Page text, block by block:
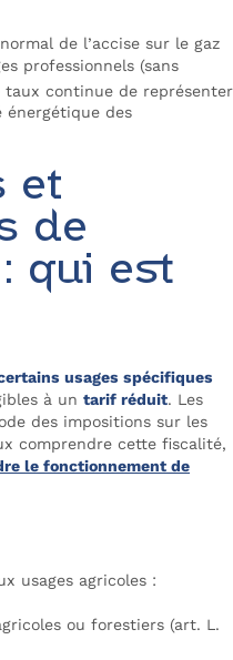
de l’accise sur le gaz
professionnels (sans
taux continue de représenter
des
et
de
qui est
usages spécifiques
à un tarif réduit. Les
des impositions sur les
comprendre cette fiscalité,
le fonctionnement de
usages agricoles :
ou forestiers (art. L.